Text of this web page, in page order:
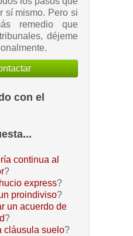
sí mismo. Pero si
remedio que
déjeme
con el
continua al
?
express?
proindiviso?
un acuerdo de
?
cláusula suelo?